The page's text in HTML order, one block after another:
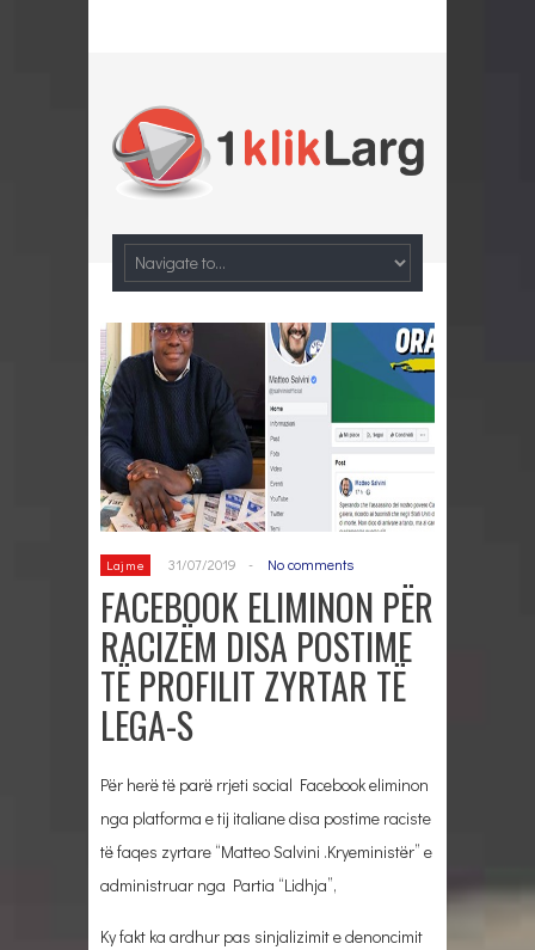
Lajme 31/07/2019 - No comments
FACEBOOK ELIMINON PËR
RACIZËM DISA POSTIME
TË PROFILIT ZYRTAR TË
LEGA-S
Për herë të parë rrjeti social Facebook eliminon
nga platforma e tij italiane disa postime raciste
të faqes zyrtare “Matteo Salvini .Kryeministër” e
administruar nga Partia “Lidhja”,
Ky fakt ka ardhur pas sinjalizimit e denoncimit